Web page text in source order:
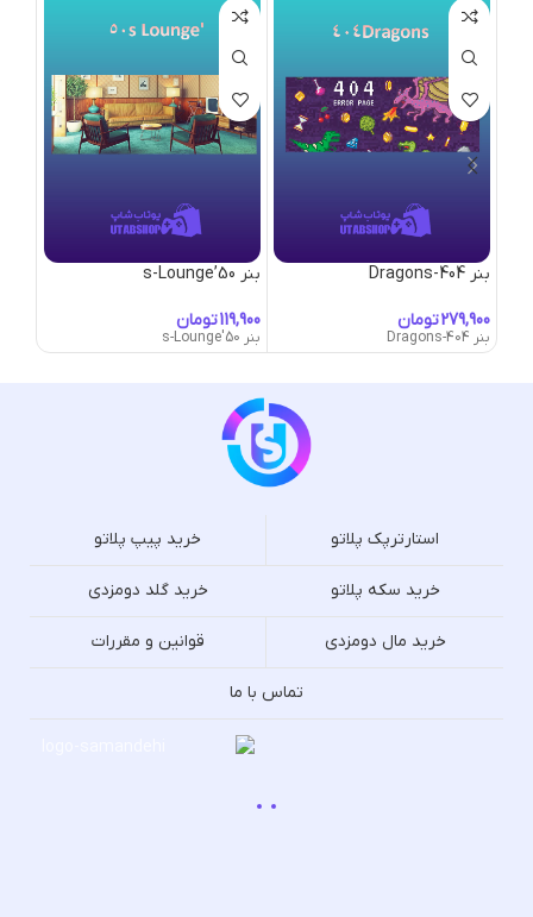
بنر 404-Dragons
تومان
بنر 404-Dragons
بنر 50’s-Lounge
تومان
بنر 50's-Lounge
استارترپک پلاتو خرید پیپ پلاتو
خرید سکه پلاتو خرید گلد دومزدی
خرید مال دومزدی قوانین و مقررات
تماس با ما